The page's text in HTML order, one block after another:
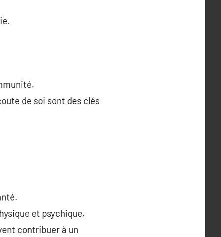
de soi sont des clés
et psychique.
contribuer à un